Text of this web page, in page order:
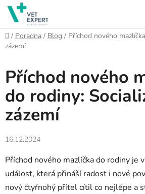
Přejít
obsah
Domů
/ Poradna / Blog / Příchod nového
zázemí
Příchod nového
do rodiny:
zázemí
16.12.2024
Příchod nového mazlíčka do rodiny je
událost, která přináší radost i nové
nový čtyřnohý přítel cítil co nejlépe a